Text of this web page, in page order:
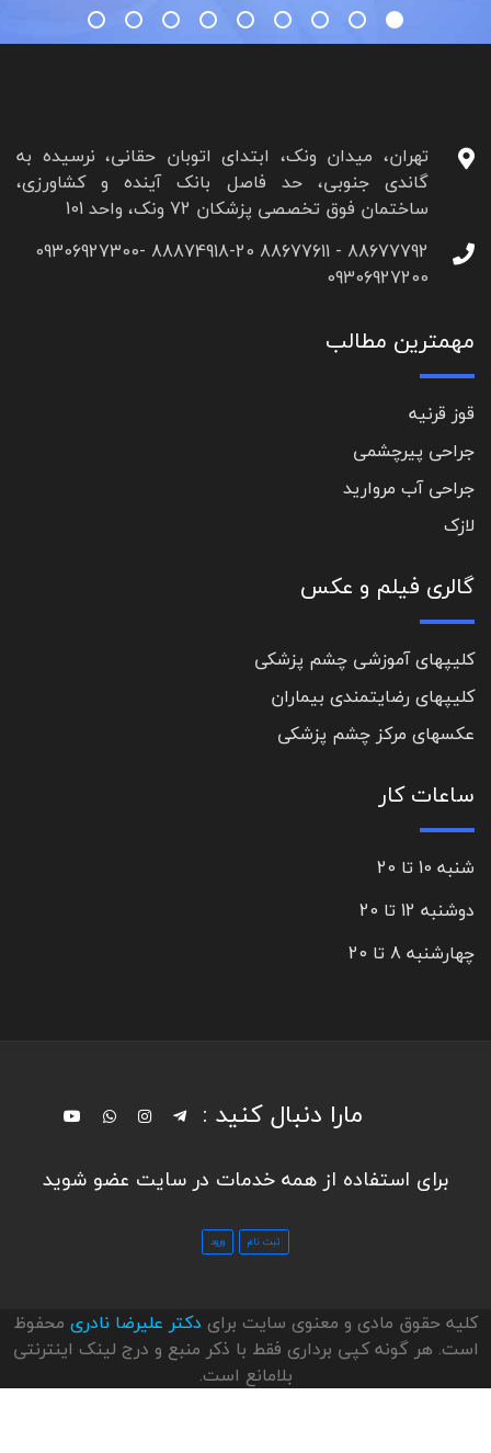
تهران، میدان ونک، ابتدای اتوبان حقانی، نرسیده به
گاندی جنوبی، حد فاصل بانک آینده و کشاورزی،
ساختمان فوق تخصصی پزشکان 72 ونک، واحد 101
88677792 - 88677611 88874918-20 09306927300-
09306927200
مهمترین مطالب
قوز قرنیه
جراحی پیرچشمی
جراحی آب مروارید
لازک
گالری فیلم و عکس
کلیپهای آموزشی چشم پزشکی
کلیپهای رضایتمندی بیماران
عکسهای مرکز چشم پزشکی
ساعات کار
شنبه 10 تا 20
دوشنبه 12 تا 20
چهارشنبه 8 تا 20
مارا دنبال کنید :
برای استفاده از همه خدمات در سایت عضو شوید
کلیه حقوق مادی و معنوی سایت برای دکتر علیرضا نادری محفوظ
است. هر گونه کپی برداری فقط با ذکر منبع و درج لینک اینترنتی
بلامانع است.